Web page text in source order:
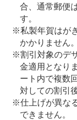
合、通常郵便
す。
※私製年賀はが
かかりません。
※割引対象のデ
金適用となり
ート内で複数
対しての割引
※仕上げが異な
できません。